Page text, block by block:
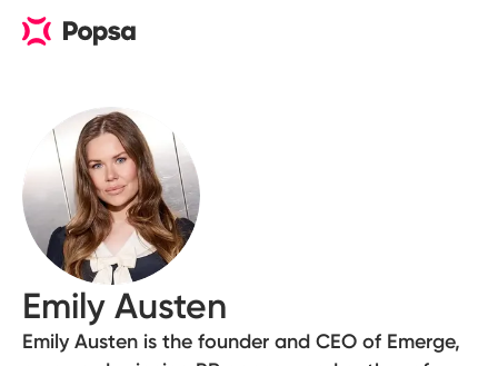
Emily Austen
Emily Austen is the founder and CEO of Emerge,